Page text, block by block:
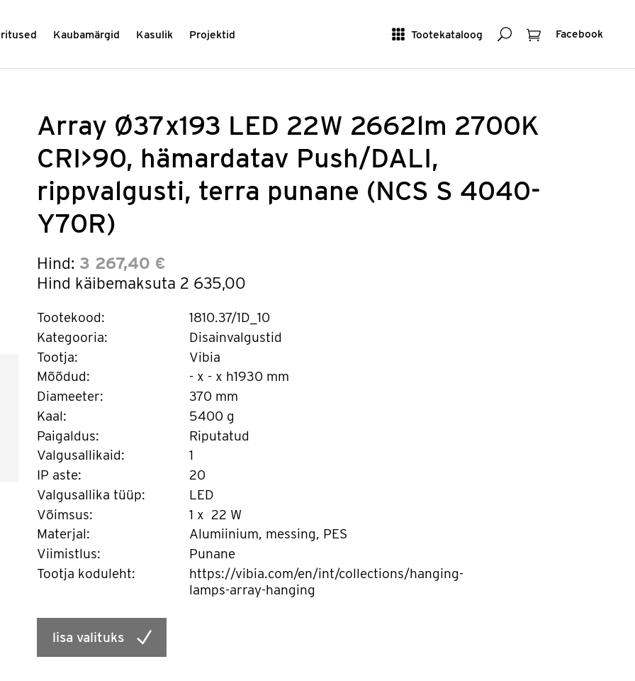
Tootekataloog OtsingOstukorv
Facebook
Kaubamärgid Kasulik Projektid
Array Ø37x193 LED 22W 2662lm 2700K
CRI>90, hämardatav Push/DALI,
rippvalgusti, terra punane (NCS S 4040-
Y70R)
Hind:3 267,40 €
Hind käibemaksuta 2 635,00
Tootekood:
1810.37/1D_10
Kategooria:
Disainvalgustid
Tootja:
Vibia
Mõõdud:
- x - x h1930 mm
Diameeter:
370 mm
Kaal:
5400 g
Paigaldus:
Riputatud
Valgusallikaid:
1
IP aste:
20
Valgusallika tüüp:
LED
Võimsus:
1 x 22 W
Materjal:
Alumiinium, messing, PES
Viimistlus:
Punane
Tootja koduleht:
https://vibia.com/en/int/collections/hanging-
lamps-array-hanging
lisa valituks